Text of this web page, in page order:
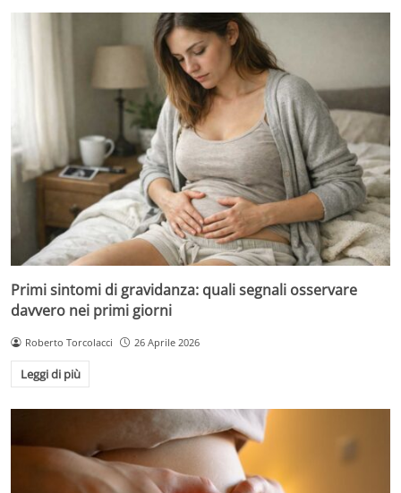
Primi sintomi di gravidanza: quali segnali osservare
davvero nei primi giorni
Roberto Torcolacci 26 Aprile 2026
Leggi di più